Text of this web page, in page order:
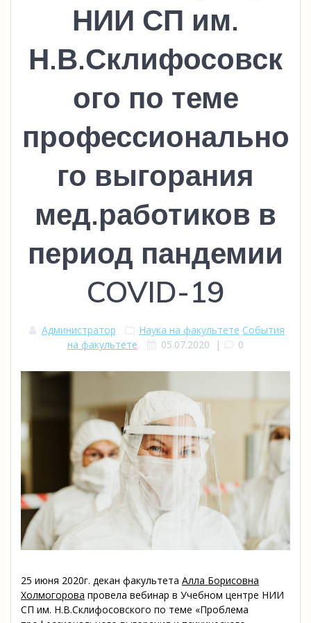
НИИ СП им.
Н.В.Склифосовск
ого по теме
профессионально
го выгорания
мед.работиков в
период пандемии
COVID-19
Администратор Наука на факультете События
на факультете
05.07.2020 | 0
25 июня 2020г. декан факультета Алла Борисовна
Холмогорова провела вебинар в Учебном центре НИИ
СП им. Н.В.Склифосовского по теме «Проблема